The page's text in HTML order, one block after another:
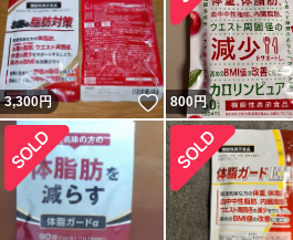
3,300円 いいね！
800円